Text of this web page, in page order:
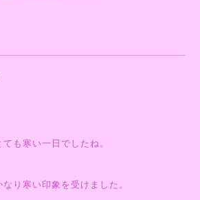
も寒い一日でしたね。
り寒い印象を受けました。